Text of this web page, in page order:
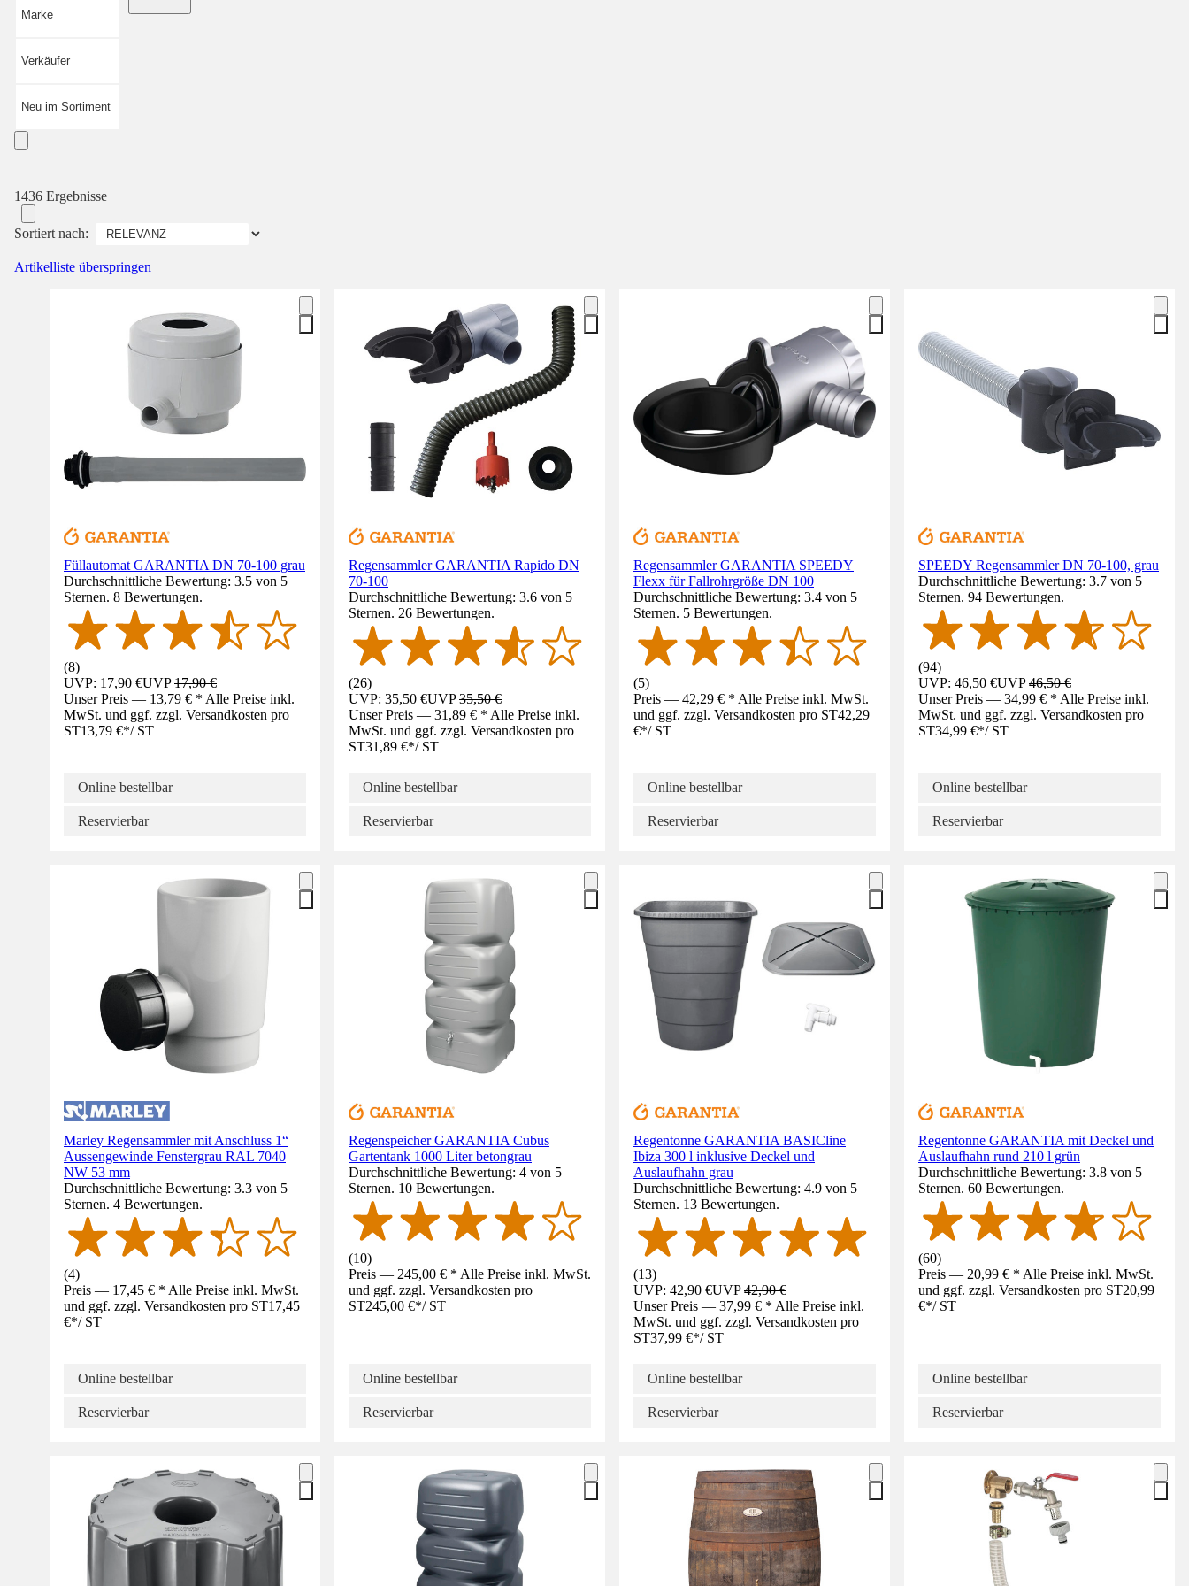
Marke
Verkäufer
Neu im Sortiment
1436 Ergebnisse
Sortiert nach:
Artikelliste überspringen
Füllautomat GARANTIA DN 70-100 grau
Durchschnittliche Bewertung: 3.5 von 5
Sternen. 8 Bewertungen.
(8)
UVP: 17,90 €UVP17,90 €
Unser Preis — 13,79 € * Alle Preise inkl.
MwSt. und ggf. zzgl. Versandkosten pro
ST13,79 €*/ ST
Online bestellbar
Reservierbar
Regensammler GARANTIA Rapido DN
70-100
Durchschnittliche Bewertung: 3.6 von 5
Sternen. 26 Bewertungen.
(26)
UVP: 35,50 €UVP35,50 €
Unser Preis — 31,89 € * Alle Preise inkl.
MwSt. und ggf. zzgl. Versandkosten pro
ST31,89 €*/ ST
Online bestellbar
Reservierbar
Regensammler GARANTIA SPEEDY
Flexx für Fallrohrgröße DN 100
Durchschnittliche Bewertung: 3.4 von 5
Sternen. 5 Bewertungen.
(5)
Preis — 42,29 € * Alle Preise inkl. MwSt.
und ggf. zzgl. Versandkosten pro ST42,29
€*/ ST
Online bestellbar
Reservierbar
SPEEDY Regensammler DN 70-100, grau
Durchschnittliche Bewertung: 3.7 von 5
Sternen. 94 Bewertungen.
(94)
UVP: 46,50 €UVP46,50 €
Unser Preis — 34,99 € * Alle Preise inkl.
MwSt. und ggf. zzgl. Versandkosten pro
ST34,99 €*/ ST
Online bestellbar
Reservierbar
Marley Regensammler mit Anschluss 1“
Aussengewinde Fenstergrau RAL 7040
NW 53 mm
Durchschnittliche Bewertung: 3.3 von 5
Sternen. 4 Bewertungen.
(4)
Preis — 17,45 € * Alle Preise inkl. MwSt.
und ggf. zzgl. Versandkosten pro ST17,45
€*/ ST
Online bestellbar
Reservierbar
Regenspeicher GARANTIA Cubus
Gartentank 1000 Liter betongrau
Durchschnittliche Bewertung: 4 von 5
Sternen. 10 Bewertungen.
(10)
Preis — 245,00 € * Alle Preise inkl. MwSt.
und ggf. zzgl. Versandkosten pro
ST245,00 €*/ ST
Online bestellbar
Reservierbar
Regentonne GARANTIA BASICline
Ibiza 300 l inklusive Deckel und
Auslaufhahn grau
Durchschnittliche Bewertung: 4.9 von 5
Sternen. 13 Bewertungen.
(13)
UVP: 42,90 €UVP42,90 €
Unser Preis — 37,99 € * Alle Preise inkl.
MwSt. und ggf. zzgl. Versandkosten pro
ST37,99 €*/ ST
Online bestellbar
Reservierbar
Regentonne GARANTIA mit Deckel und
Auslaufhahn rund 210 l grün
Durchschnittliche Bewertung: 3.8 von 5
Sternen. 60 Bewertungen.
(60)
Preis — 20,99 € * Alle Preise inkl. MwSt.
und ggf. zzgl. Versandkosten pro ST20,99
€*/ ST
Online bestellbar
Reservierbar